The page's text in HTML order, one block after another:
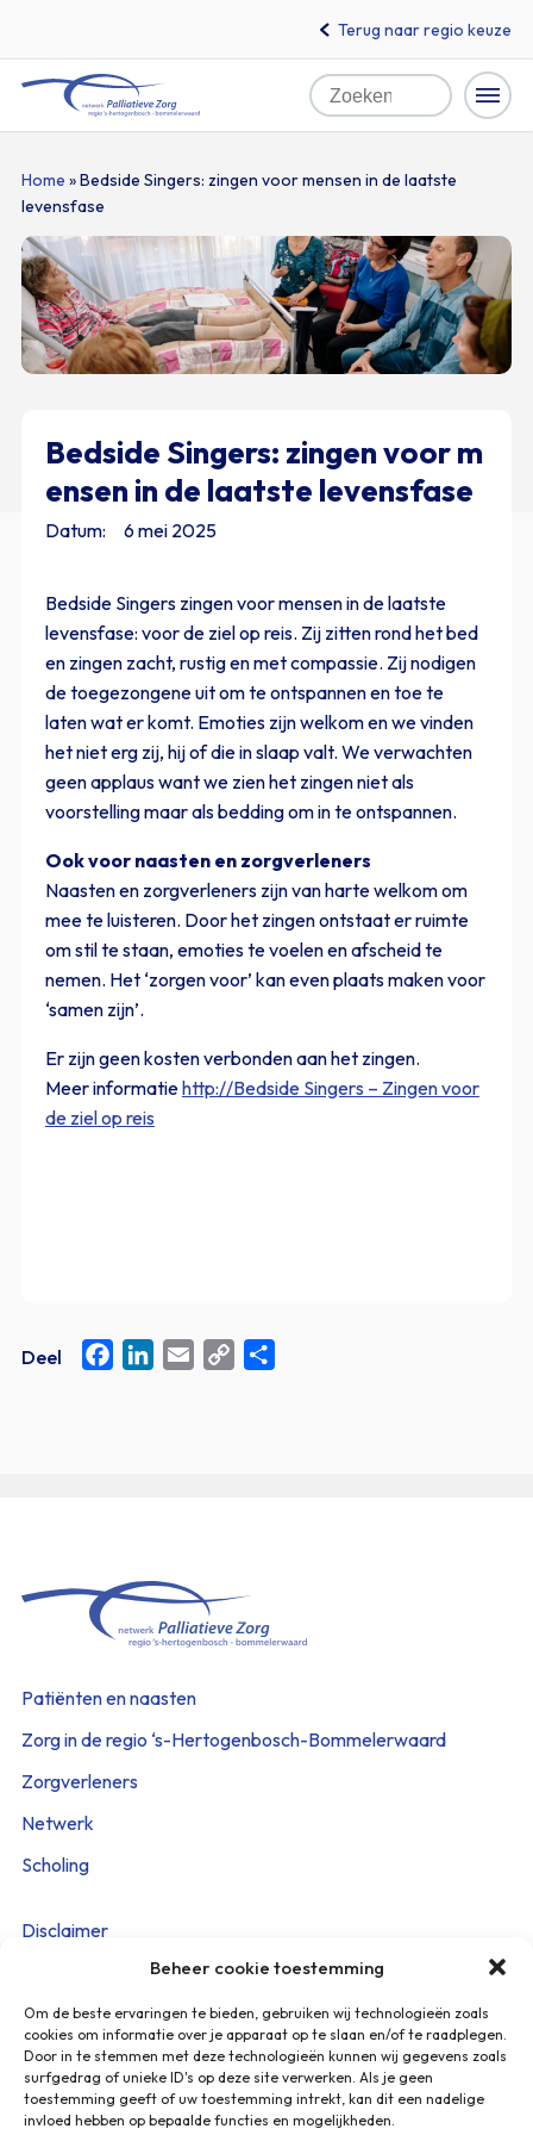
Beheer cookie toestemming
Om de beste ervaringen te bieden, gebruiken wij technologieën zoals
cookies om informatie over je apparaat op te slaan en/of te raadplegen.
Door in te stemmen met deze technologieën kunnen wij gegevens zoals
surfgedrag of unieke ID's op deze site verwerken. Als je geen
toestemming geeft of uw toestemming intrekt, kan dit een nadelige
invloed hebben op bepaalde functies en mogelijkheden.
Naar
hoofdinhoud
Terug naar regio keuze
Home Zoeken
Home »Bedside Singers: zingen voor mensen in de laatste
levensfase
Bedside Singers: zingen voor m
ensen in de laatste levensfase
Datum: 6 mei 2025
Bedside Singers zingen voor mensen in de laatste
levensfase: voor de ziel op reis. Zij zitten rond het bed
en zingen zacht, rustig en met compassie. Zij nodigen
de toegezongene uit om te ontspannen en toe te
laten wat er komt. Emoties zijn welkom en we vinden
het niet erg zij, hij of die in slaap valt. We verwachten
geen applaus want we zien het zingen niet als
voorstelling maar als bedding om in te ontspannen.
Ook voor naasten en zorgverleners
Naasten en zorgverleners zijn van harte welkom om
mee te luisteren. Door het zingen ontstaat er ruimte
om stil te staan, emoties te voelen en afscheid te
nemen. Het ‘zorgen voor’ kan even plaats maken voor
‘samen zijn’.
Er zijn geen kosten verbonden aan het zingen.
Meer informatiehttp://Bedside Singers – Zingen voor
de ziel op reis
Deel FacebookLinkedIn
Email
Copy
Patiënten en naasten
Zorg in de regio ‘s-Hertogenbosch-Bommelerwaard
Zorgverleners
Netwerk
Scholing
Disclaimer
Cookieverklaring
Privacy Policy
Beveiligingskwetsbaarheid melden
Heeft u vragen? Stuur een mail naar: